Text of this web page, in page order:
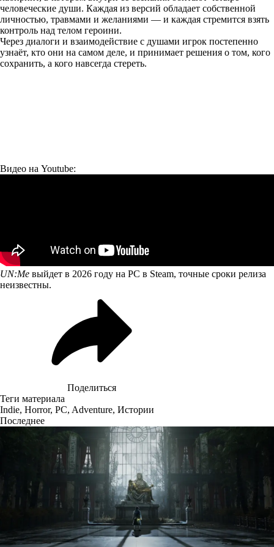
человеческие души. Каждая из версий обладает собственной
личностью, травмами и желаниями — и каждая стремится взять
контроль над телом героини.
Через диалоги и взаимодействие с душами игрок постепенно
узнаёт, кто они на самом деле, и принимает решения о том, кого
сохранить, а кого навсегда стереть.
Видео на Youtube:
UN:Me выйдет в 2026 году на PC в Steam, точные сроки релиза
неизвестны.
Поделиться
Теги материала
Indie, Horror, PC, Adventure, Истории
Последнее